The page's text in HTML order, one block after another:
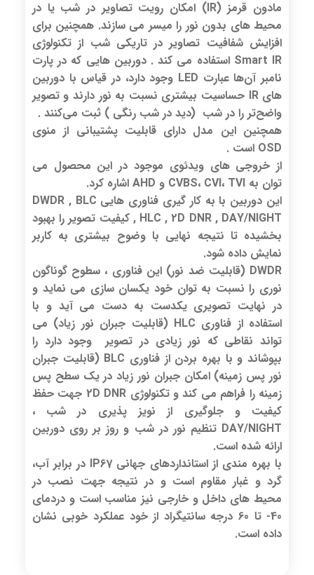
مادون قرمز (IR) امکان رویت تصاویر در شب یا در
محیط های بدون نور را میسر می سازند. همچنین برای
افزایش شفافیت تصاویر در تاریکی شب از تکنولوژی
Smart IR استفاده می کند . دوربین هایی که در پارت
نامبر آن‌ها عبارت LED وجود دارد، در قیاس با دوربین
های IR حساسیت بیشتری نسبت به نور دارند و تصویر
واضح‌تر را در شب (دید در شب رنگی ) ثبت می‌کنند .
همچنین این مدل دارای قابلیت پشتیبانی از منوی
OSD است .
از خروجی های ویدئوی موجود در این محصول می
توان به CVBS، CVI، TVI و AHD اشاره کرد.
این دوربین با به کار گیری فناوری هایی DWDR , BLC
, HLC , 2D DNR , DAY/NIGHT کیفیت تصویر را بهبود
بخشیده تا نتیجه نهایی با وضوح بیشتری به کاربر
نمایش داده شود.
DWDR (قابلیت ضد نور) این فناوری ، سطوح گوناگون
نوری را نسبت به توان خود یکسان سازی می نماید و
در نهایت تصویری یکدست به دست می آید و با
استفاده از فناوری HLC (قابلیت جبران نور زیاد) می
تواند نقاطی که نور زیادی در تصویر وجود دارد را
بپوشاند و با بهره بردن از فناوری BLC (قابلیت جبران
نور پس زمینه) امکان جبران نور زیاد در یک سطح پس
زمینه را فراهم می کند و تکنولوژی 2D DNR جهت حفظ
کیفیت و جلوگیری از نویز پذیری در شب ،
DAY/NIGHT تنظیم نور در شب و روز بر روی دوربین
ارائه شده است.
با بهره مندی از استانداردهای جهانی IP67 در برابر آب،
گرد و غبار مقاوم است و در نتیجه جهت نصب در
محیط های داخل و خارجی نیز مناسب است و دردمای
40- تا 60 درجه سانتیگراد از خود عملکرد خوبی نشان
داده است.